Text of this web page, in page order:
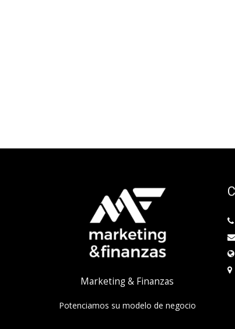
Marketing & Finanzas
Potenciamos su modelo de negocio